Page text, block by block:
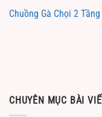
Chuồng Gà Chọi 2
CHUYÊN MỤC BÀI